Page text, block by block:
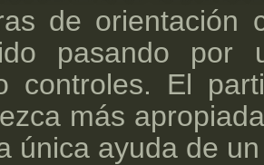
de orientación
pasando por
controles. El
más
única ayuda de